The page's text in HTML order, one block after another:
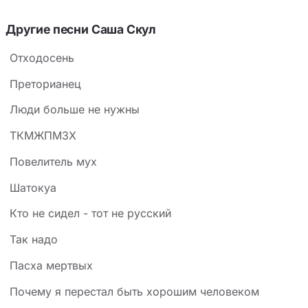
Другие песни Саша Скул
Отходосень
Преторианец
Люди больше не нужны
ТКМЖПМЗХ
Повелитель мух
Шатокуа
Кто не сидел - тот не русский
Так надо
Пасха мертвых
Почему я перестал быть хорошим человеком